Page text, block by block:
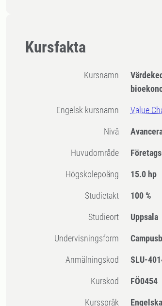
Kursfakta
Kursnamn
Engelsk kursnamn Value
Nivå
Huvudområde
högskolepoäng 15.0 hp
Studietakt 100 %
Studieort Uppsala
Undervisningsform
Anmälningskod SLU-
Kurskod FÖ0454
Kursspråk Engelska